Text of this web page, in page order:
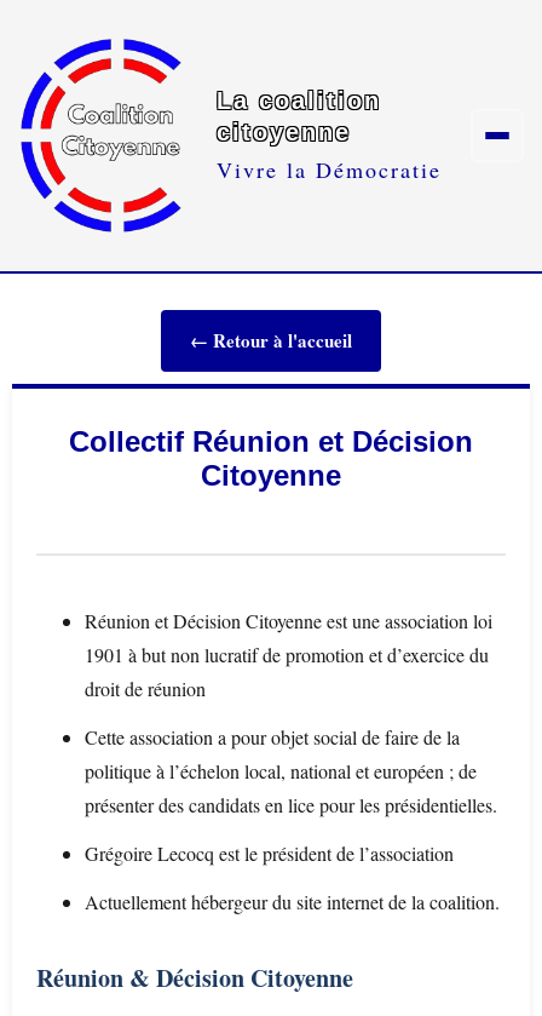
La coalition
citoyenne
Vivre la Démocratie
← Retour à l'accueil
Collectif Réunion et Décision
Citoyenne
Réunion et Décision Citoyenne est une association loi
1901 à but non lucratif de promotion et d’exercice du
droit de réunion
Cette association a pour objet social de faire de la
politique à l’échelon local, national et européen ; de
présenter des candidats en lice pour les présidentielles.
Grégoire Lecocq est le président de l’association
Actuellement hébergeur du site internet de la coalition.
Réunion & Décision Citoyenne